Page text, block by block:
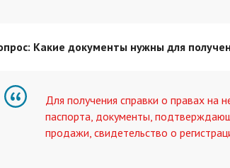
Какие документы нужны для
Для получения справки о правах на
паспорта, документы,
продажи, свидетельство о